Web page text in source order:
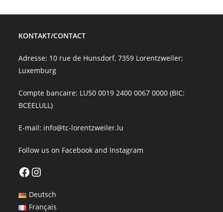
KONTAKT/CONTACT
Adresse: 10 rue de Hunsdorf, 7359 Lorentzweiler;
Luxemburg
Compte bancaire: LU50 0019 2400 0067 0000 (BIC:
BCEELULL)
E-mail: info@tc-lorentzweiler.lu
Follow us on Facebook and Instagram
FacebookInstagram
Deutsch
Français